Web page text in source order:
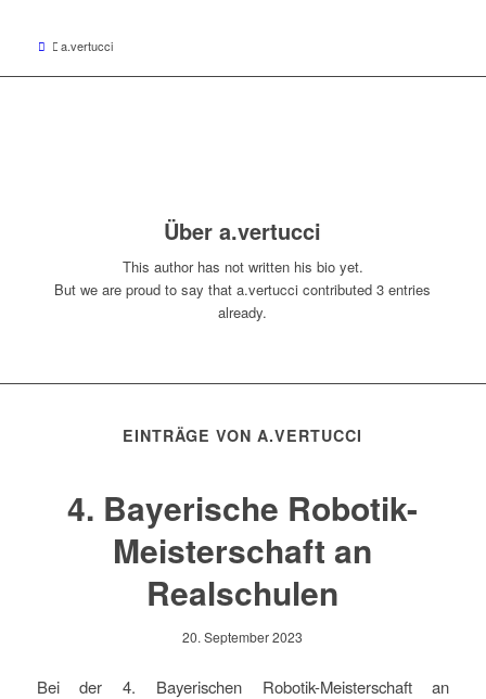
a.vertucci
Übera.vertucci
This author has not written his bio yet.
But we are proud to say thata.vertucci contributed 3 entries
already.
EINTRÄGE VON A.VERTUCCI
4. Bayerische Robotik-
Meisterschaft an
Realschulen
20. September 2023
Bei der 4. Bayerischen Robotik-Meisterschaft an